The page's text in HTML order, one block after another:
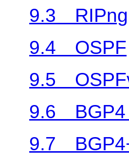
9.3 RIPng
9.4 OSPF
9.5
9.6 BGP4
9.7